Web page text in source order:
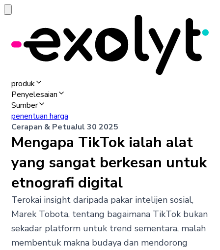
produk
Penyelesaian
Sumber
penentuan harga
Cerapan & PetuaJul 30 2025
Mengapa TikTok ialah alat
yang sangat berkesan untuk
etnografi digital
Terokai insight daripada pakar intelijen sosial,
Marek Tobota, tentang bagaimana TikTok bukan
sekadar platform untuk trend sementara, malah
membentuk makna budaya dan mendorong